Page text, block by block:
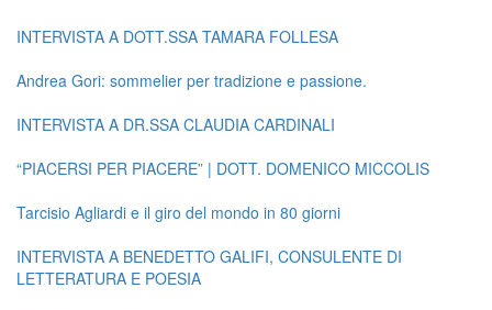
INTERVISTA A DOTT.SSA TAMARA FOLLESA
Andrea Gori: sommelier per tradizione e passione.
INTERVISTA A DR.SSA CLAUDIA CARDINALI
“PIACERSI PER PIACERE” | DOTT. DOMENICO MICCOLIS
Tarcisio Agliardi e il giro del mondo in 80 giorni
INTERVISTA A BENEDETTO GALIFI, CONSULENTE DI
LETTERATURA E POESIA